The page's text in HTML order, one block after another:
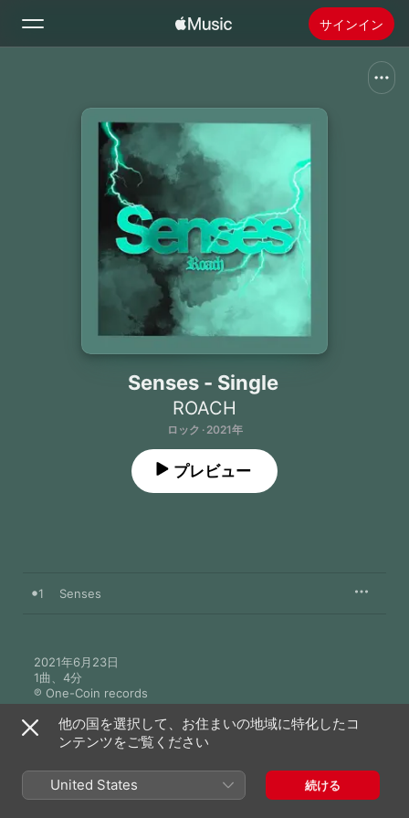
サインイン
新着おすすめ
Apple Musicをインストール
Senses - Single
ROACH
ロック · 2021年
プレビュー
1 Senses
2021年6月23日
1曲、4分
℗ One-Coin records
ROACHのその他の作品
他の国を選択して、お住まいの地域に特化したコ
ンテンツをご覧ください
United States 続ける